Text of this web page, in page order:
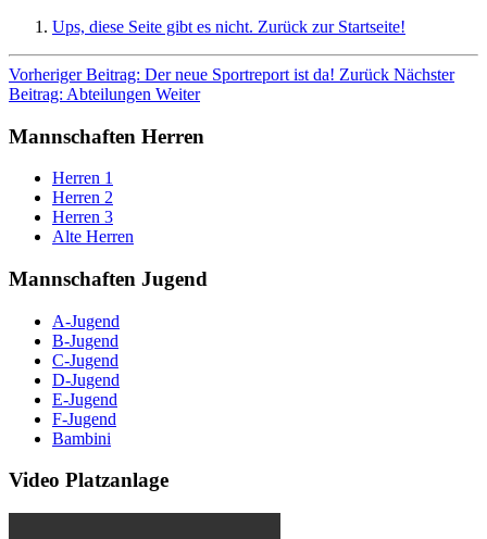
Ups, diese Seite gibt es nicht. Zurück zur Startseite!
Vorheriger Beitrag: Der neue Sportreport ist da! Zurück Nächster
Beitrag: Abteilungen Weiter
Mannschaften Herren
Herren 1
Herren 2
Herren 3
Alte Herren
Mannschaften Jugend
A-Jugend
B-Jugend
C-Jugend
D-Jugend
E-Jugend
F-Jugend
Bambini
Video Platzanlage